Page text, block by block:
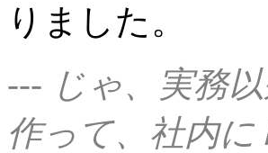
りました。
--- じゃ、実務
作って、社内